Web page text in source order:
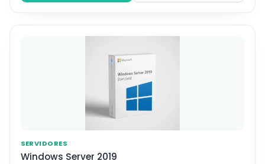
SERVIDORES
Windows Server 2019